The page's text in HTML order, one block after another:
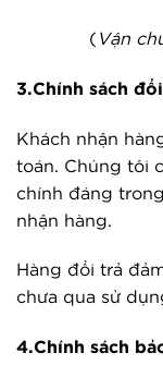
( Vận
3.Chính sách
Khách nhận
toán. Chúng tôi
chính đáng
nhận hàng.
Hàng đổi trả
chưa qua sử
4.Chính sách